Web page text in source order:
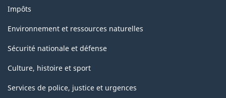
Impôts
Environnement et ressources naturelles
Sécurité nationale et défense
Culture, histoire et sport
Services de police, justice et urgences